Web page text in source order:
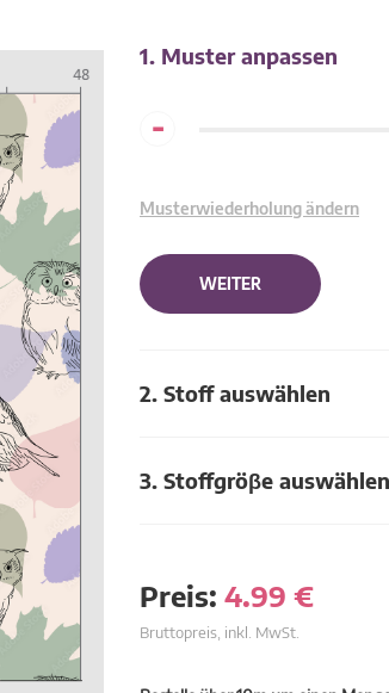
1. Muster anpassen
-
Musterwiederholung ändern
WEITER
2. Stoff auswählen
3. Stoffgröβe auswählen
Preis: 4.99 €
Bruttopreis, inkl. MwSt.